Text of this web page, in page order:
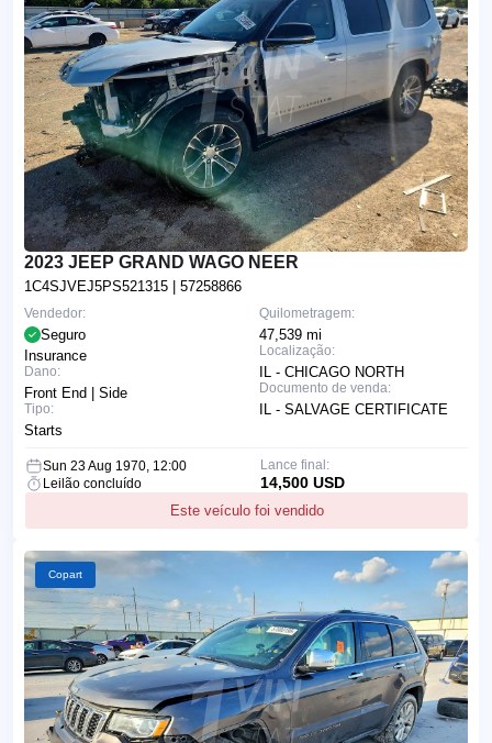
2023 JEEP GRAND WAGO NEER
1C4SJVEJ5PS521315 | 57258866
Quilometragem:
47,539 mi
Localização:
IL - CHICAGO NORTH
Documento de venda:
IL - SALVAGE CERTIFICATE
Vendedor:
Seguro
Insurance
Dano:
Front End | Side
Tipo:
Starts
Sun 23 Aug 1970, 12:00
Leilão concluído
Este veículo foi vendido
Lance final:
14,500 USD
Copart